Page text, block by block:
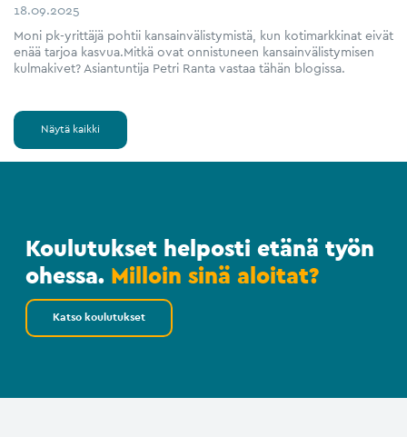
18.09.2025
Moni pk-yrittäjä pohtii kansainvälistymistä, kun kotimarkkinat eivät
enää tarjoa kasvua.Mitkä ovat onnistuneen kansainvälistymisen
kulmakivet? Asiantuntija Petri Ranta vastaa tähän blogissa.
Näytä kaikki
Koulutukset helposti etänä työn
ohessa. Milloin sinä aloitat?
Katso koulutukset